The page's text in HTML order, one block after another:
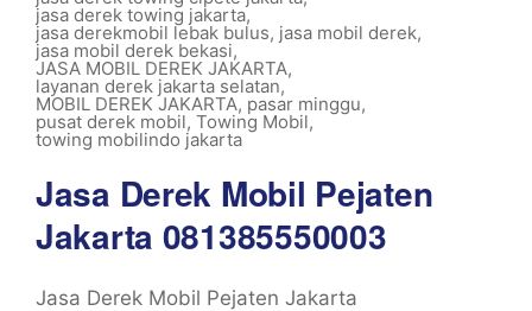
jasa derek towing jakarta,
jasa derekmobil lebak bulus, jasa mobil derek,
jasa mobil derek bekasi,
JASA MOBIL DEREK JAKARTA,
layanan derek jakarta selatan,
MOBIL DEREK JAKARTA, pasar minggu,
pusat derek mobil, Towing Mobil,
towing mobilindo jakarta
Jasa Derek Mobil Pejaten
Jakarta 081385550003
Jasa Derek Mobil Pejaten Jakarta